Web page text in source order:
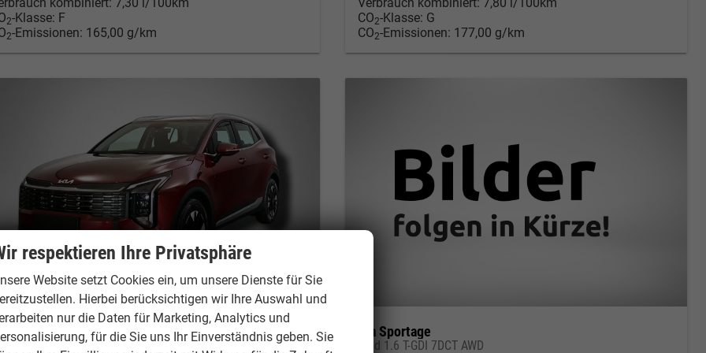
2-Klasse: F
2-Emissionen: 165,00 g/km
CO2-Klasse: G
CO2-Emissionen: 177,00 g/km
Sportage
1.6 T-GDi 7DCT 4WD
Kia Sportage
Gold 1.6 T-GDI 7DCT AWD
respektieren Ihre Privatsphäre
Website setzt Cookies ein, um unsere Dienste für Sie
Hierbei berücksichtigen wir Ihre Auswahl und
nur die Daten für Marketing, Analytics und
für die Sie uns Ihr Einverständnis geben. Sie